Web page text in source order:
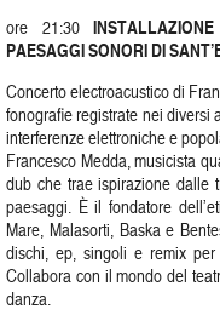
ore 21:30
PAESAGGI SONORI DI
Concerto electroacustico di
fonografie registrate nei diversi
interferenze elettroniche e
Francesco Medda, musicista
dub che trae ispirazione dalle
paesaggi. È il fondatore
Mare, Malasorti, Baska e
dischi, ep, singoli e remix
Collabora con il mondo del
danza.